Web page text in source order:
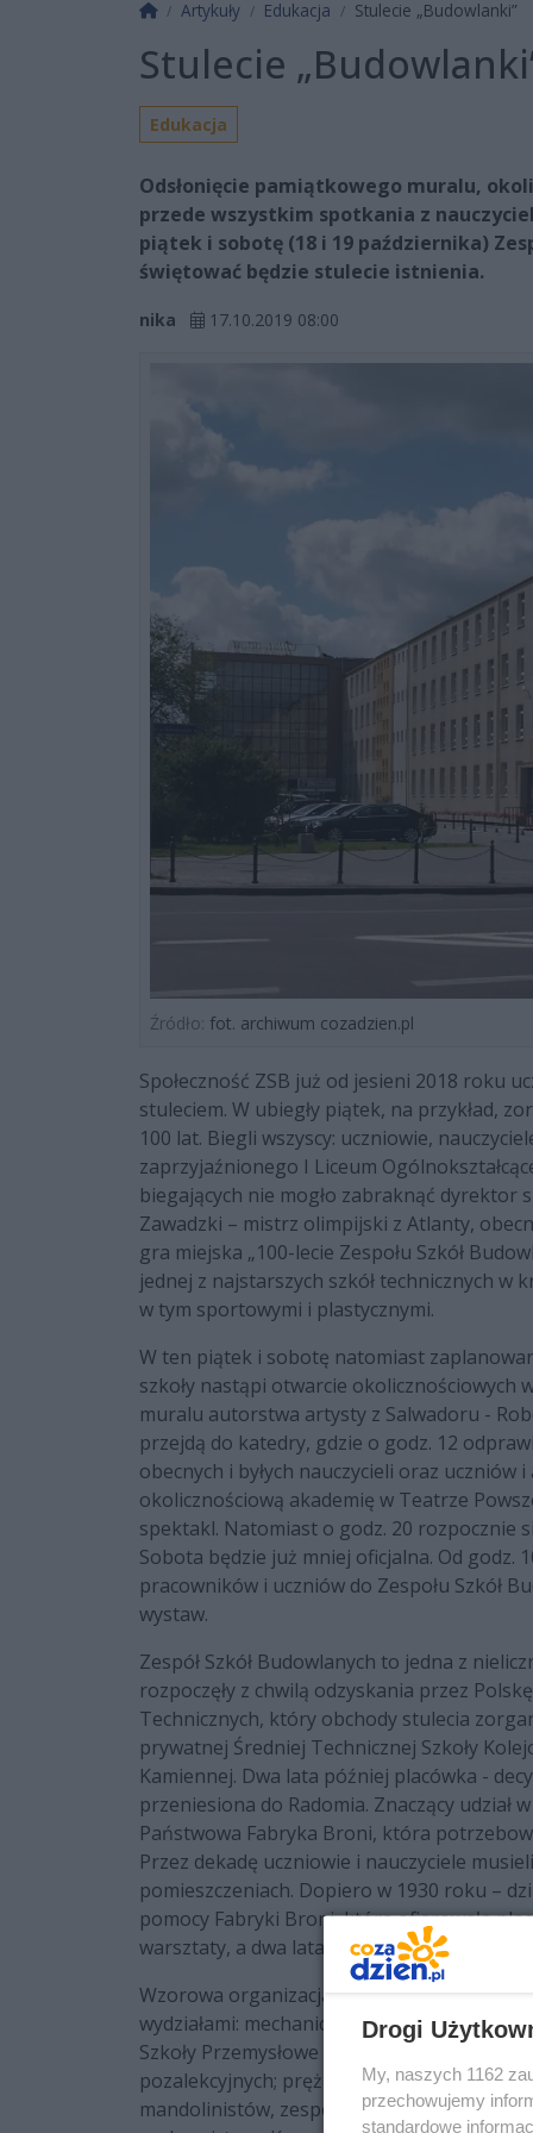
Strona główna
Artykuły Edukacja Stulecie „Budowlanki”
Stulecie
Edukacja
Odsłonięcie pamiątkowego muralu,
przede wszystkim spotkania z
piątek i sobotę (18 i 19 października)
świętować będzie stulecie istnienia.
nika 17.10.2019 08:00
Źródło: fot. archiwum cozadzien.pl
Społeczność ZSB już od jesieni 2018 roku
stuleciem. W ubiegły piątek, na przykład,
100 lat. Biegli wszyscy: uczniowie,
zaprzyjaźnionego I Liceum
biegających nie mogło zabraknąć dyrektor
Zawadzki – mistrz olimpijski z Atlanty,
gra miejska „100-lecie Zespołu Szkół
jednej z najstarszych szkół technicznych
w tym sportowymi i plastycznymi.
W ten piątek i sobotę natomiast
szkoły nastąpi otwarcie okolicznościowych
muralu autorstwa artysty z Salwadoru -
przejdą do katedry, gdzie o godz. 12
obecnych i byłych nauczycieli oraz
okolicznościową akademię w Teatrze
spektakl. Natomiast o godz. 20 rozpocznie
Sobota będzie już mniej oficjalna. Od
pracowników i uczniów do Zespołu Szkół
wystaw.
Zespół Szkół Budowlanych to jedna z
rozpoczęły z chwilą odzyskania przez
Technicznych, który obchody stulecia
prywatnej Średniej Technicznej Szkoły
Kamiennej. Dwa lata później placówka -
przeniesiona do Radomia. Znaczący udział
Państwowa Fabryka Broni, która
Przez dekadę uczniowie i nauczyciele
pomieszczeniach. Dopiero w 1930 roku –
pomocy Fabryki Broni, która ofiarowała
warsztaty, a dwa lata później – piękny,
Wzorowa organizacja i wysoki poziom
wydziałami: mechanicznym, budowlanym i
Szkoły Przemysłowe w Radomiu”) w
pozalekcyjnych; prężnie działał tu
mandolinistów, zespół teatralny,
Drogi
My, naszych 1162
przechowujemy
standardowe